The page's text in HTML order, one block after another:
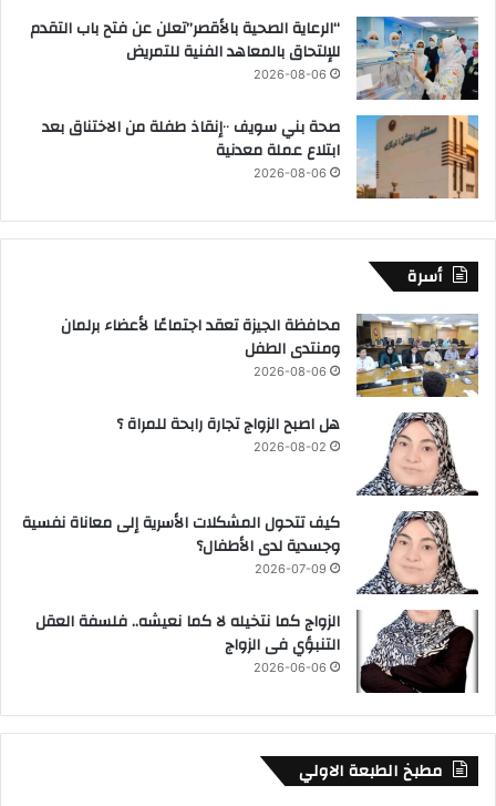
“الرعاية الصحية بالأقصر”تعلن عن فتح باب التقدم
للإلتحاق بالمعاهد الفنية للتمريض
2026-08-06
صحة بني سويف ٠٠إنقاذ طفلة من الاختناق بعد
ابتلاع عملة معدنية
2026-08-06
أسرة
محافظة الجيزة تعقد اجتماعًا لأعضاء برلمان
ومنتدى الطفل
2026-08-06
هل اصبح الزواج تجارة رابحة للمراة ؟
2026-08-02
كيف تتحول المشكلات الأسرية إلى معاناة نفسية
وجسدية لدى الأطفال؟
2026-07-09
الزواج كما نتخيله لا كما نعيشه.. فلسفة العقل
التنبؤي فى الزواج
2026-06-06
مطبخ الطبعة الاولي